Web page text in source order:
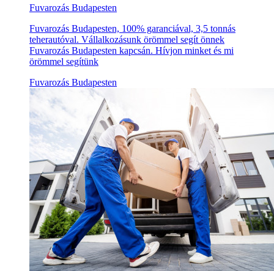
Fuvarozás Budapesten
Fuvarozás Budapesten, 100% garanciával, 3,5 tonnás
teherautóval. Vállalkozásunk örömmel segít önnek
Fuvarozás Budapesten kapcsán. Hívjon minket és mi
örömmel segítünk
Fuvarozás Budapesten